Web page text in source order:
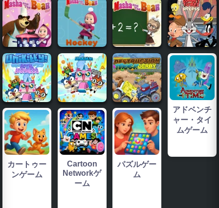
アドベンチ
ャー・タイ
ムゲーム
カートゥー
ンゲーム
Cartoon
Networkゲ
ーム
パズルゲー
ム